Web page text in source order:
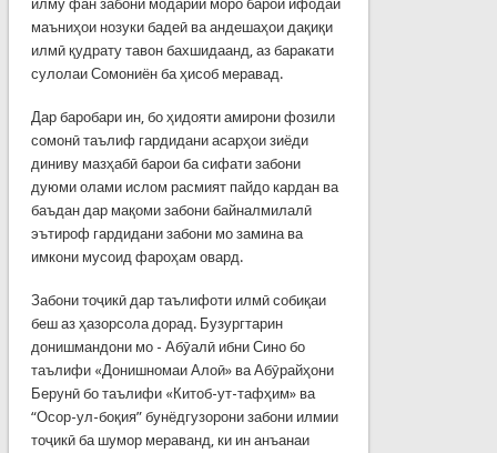
илму фан забони модарии моро барои ифодаи
маъниҳои нозуки бадеӣ ва андешаҳои дақиқи
илмӣ қудрату тавон бахшидаанд, аз баракати
сулолаи Сомониён ба ҳисоб меравад.
Дар баробари ин, бо ҳидояти амирони фозили
сомонӣ таълиф гардидани асарҳои зиёди
диниву мазҳабӣ барои ба сифати забони
дуюми олами ислом расмият пайдо кардан ва
баъдан дар мақоми забони байналмилалӣ
эътироф гардидани забони мо замина ва
имкони мусоид фароҳам овард.
Забони тоҷикӣ дар таълифоти илмӣ собиқаи
беш аз ҳазорсола дорад. Бузургтарин
донишмандони мо - Абӯалӣ ибни Сино бо
таълифи «Донишномаи Алоӣ» ва Абӯрайҳони
Берунӣ бо таълифи «Китоб-ут-тафҳим» ва
“Осор-ул-боқия” бунёдгузорони забони илмии
тоҷикӣ ба шумор мераванд, ки ин анъанаи